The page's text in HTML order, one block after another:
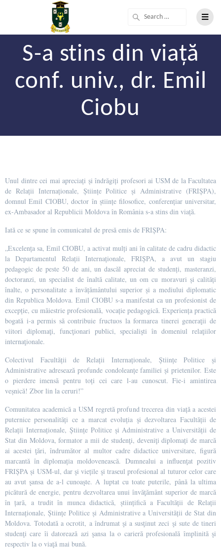
S-a stins din viață
conf. univ., dr. Emil
Ciobu
Unul dintre cei mai apreciați și îndrăgiți profesori ai USM de la Facultatea
de Relații Internaționale, Științe Politice și Administrative (FRIȘPA),
domnul Emil CIOBU, doctor în științe filosofice, conferențiar universitar,
ex-Ambasador al Republicii Moldova în România s-a stins din viață.
Iată ce se spune în comunicatul de presă emis de FRIȘPA:
„Excelența sa, Emil CIOBU, a activat mulți ani în calitate de cadru didactic
la Departamentul Relații Internaționale, FRIȘPA, a avut un stagiu
pedagogic de peste 50 de ani, un dascăl apreciat de studenți, masteranzi,
doctoranzi, un specialist de înaltă calitate, un om cu moravuri și calități
înalte, o personalitate a învățământului superior și a mediului diplomatic
din Republica Moldova. Emil CIOBU s-a manifestat ca un profesionist de
excepție, cu măiestrie profesională, vocație pedagogică. Experiența practică
bogată i-a permis să contribuie fructuos la formarea tinerei generaţii de
viitori diplomaţi, funcţionari publici, specialişti în domeniul relaţiilor
internaţionale.
Colectivul Facultății de Relații Internaționale, Științe Politice și
Administrative adresează profunde condoleanțe familiei și prietenilor. Este
o pierdere imensă pentru toți cei care l-au cunoscut. Fie-i amintirea
veșnică! Zbor lin la ceruri!”
Comunitatea academică a USM regretă profund trecerea din viață a acestei
puternice personalități ce a marcat evoluția şi dezvoltarea Facultății de
Relații Internaționale, Științe Politice și Administrative a Universității de
Stat din Moldova, formator a mii de studenţi, deveniţi diplomați de marcă
ai acestei ţări, îndrumător al multor cadre didactice universitare, figură
marcantă în diplomația moldovenească. Dumnealui a influenţat pozitiv
FRIȘPA și USM-ul, dar şi viețile şi traseul profesional al tuturor celor care
au avut şansa de a-l cunoaşte. A luptat cu toate puterile, până la ultima
picătură de energie, pentru dezvoltarea unui învăţământ superior de marcă
în țară, a trudit în munca didactică, științifică a Facultății de Relații
Internaționale, Științe Politice și Administrative a Universității de Stat din
Moldova. Totodată a ocrotit, a îndrumat şi a susţinut zeci şi sute de tineri
studenţi care îi datorează azi şansa la o carieră profesională împlinită şi
respectiv la o viaţă mai bună.